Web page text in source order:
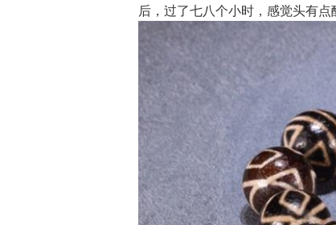
后，过了七八个小时，感觉头有点